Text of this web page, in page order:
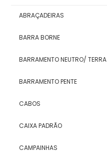
ABRAÇADEIRAS
BARRA BORNE
BARRAMENTO NEUTRO/ TERRA
BARRAMENTO PENTE
CABOS
CAIXA PADRÃO
CAMPAINHAS